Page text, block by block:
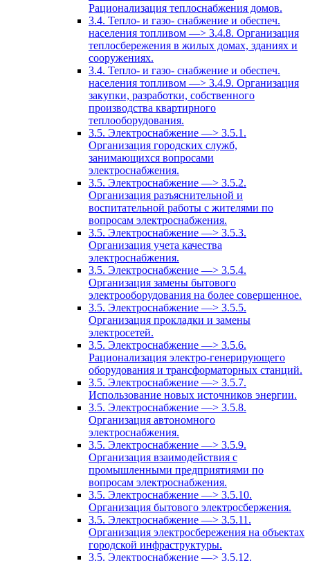
Рационализация теплоснабжения домов.
3.4. Тепло- и газо- снабжение и обеспеч.
населения топливом —> 3.4.8. Организация
теплосбережения в жилых домах, зданиях и
сооружениях.
3.4. Тепло- и газо- снабжение и обеспеч.
населения топливом —> 3.4.9. Организация
закупки, разработки, собственного
производства квартирного
теплооборудования.
3.5. Электроснабжение —> 3.5.1.
Организация городских служб,
занимающихся вопросами
электроснабжения.
3.5. Электроснабжение —> 3.5.2.
Организация разъяснительной и
воспитательной работы с жителями по
вопросам электроснабжения.
3.5. Электроснабжение —> 3.5.3.
Организация учета качества
электроснабжения.
3.5. Электроснабжение —> 3.5.4.
Организация замены бытового
электрооборудования на более совершенное.
3.5. Электроснабжение —> 3.5.5.
Организация прокладки и замены
электросетей.
3.5. Электроснабжение —> 3.5.6.
Рационализация электро-генерирующего
оборудования и трансформаторных станций.
3.5. Электроснабжение —> 3.5.7.
Использование новых источников энергии.
3.5. Электроснабжение —> 3.5.8.
Организация автономного
электроснабжения.
3.5. Электроснабжение —> 3.5.9.
Организация взаимодействия с
промышленными предприятиями по
вопросам электроснабжения.
3.5. Электроснабжение —> 3.5.10.
Организация бытового электросбержения.
3.5. Электроснабжение —> 3.5.11.
Организация электросбережения на объектах
городской инфраструктуры.
3.5. Электроснабжение —> 3.5.12.